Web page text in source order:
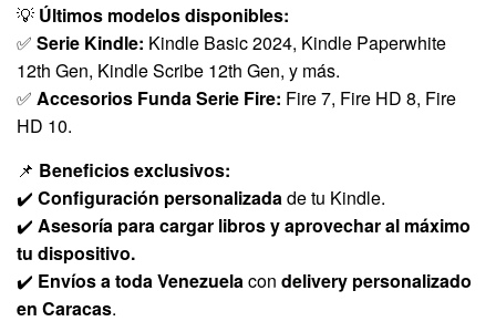
💡 Últimos modelos disponibles:
✅ Serie Kindle: Kindle Basic 2024, Kindle Paperwhite
12th Gen, Kindle Scribe 12th Gen, y más.
✅ Accesorios Funda Serie Fire: Fire 7, Fire HD 8, Fire
HD 10.
📌 Beneficios exclusivos:
✔️ Configuración personalizada de tu Kindle.
✔️ Asesoría para cargar libros y aprovechar al máximo
tu dispositivo.
✔️ Envíos a toda Venezuela con delivery personalizado
en Caracas.